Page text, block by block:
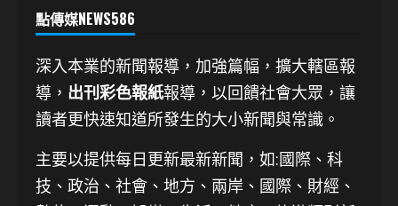
點傳媒NEWS586
深入本業的新聞報導，加強篇幅，擴大轄區報
導， 出刊彩色報紙報導，以回饋社會大眾，讓
讀者更快速知道所發生的大小新聞與常識。
主要以提供每日更新最新新聞 ，如:國際、科
技、 政治、社會、地方、兩岸、國際、財經、